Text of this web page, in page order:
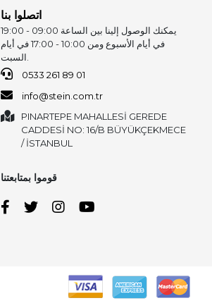
اتصلوا بنا
يمكنك الوصول إلينا بين الساعة 09:00 - 19:00
في أيام الأسبوع ومن 10:00 - 17:00 في أيام
0533 261 89 01
info@stein.com.tr
PINARTEPE MAHALLESİ GEREDE
CADDESİ NO: 16/B BÜYÜKÇEKMECE
/ İSTANBUL
قوموا بمتابعتنا